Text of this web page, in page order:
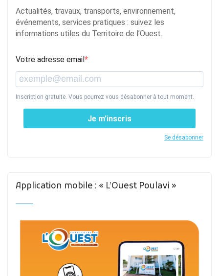
Actualités, travaux, transports, environnement,
événements, services pratiques : suivez les
informations utiles du Territoire de l’Ouest.
Votre adresse email
Inscription gratuite. Vous pourrez vous désabonner à tout moment.
Je m’inscris
Se désabonner
Application mobile : « L’Ouest Poulavi »